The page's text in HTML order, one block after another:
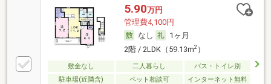
5.90万円
管理費4,100円
なし
1ヶ月
2階 / 2LDK（59.13m2）
敷金なし 二人暮らし
バス・トイレ別
駐車場(近隣含)
ペット相談可 インターネット無料